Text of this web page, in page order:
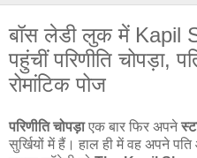
बॉस लेडी लुक में Kapil
पहुंचीं परिणीति चोपड़ा,
रोमांटिक पोज
परिणीति चोपड़ाएक बार फिर अपने
सुर्खियों में हैं। हाल ही में वह अपने